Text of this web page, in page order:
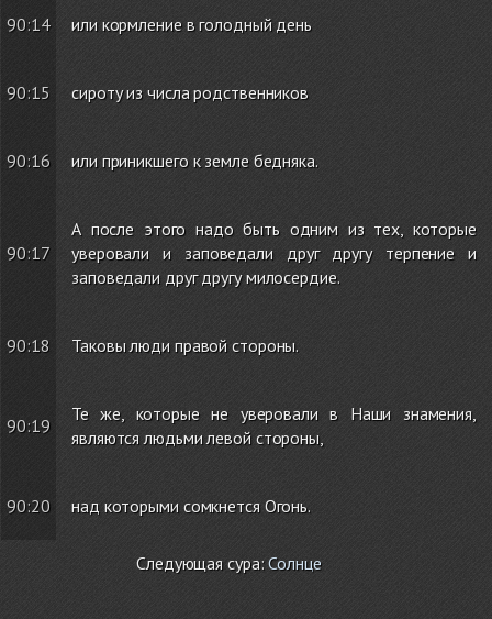
90:14 или кормление в голодный день
90:15 сироту из числа родственников
90:16 или приникшего к земле бедняка.
90:17
А после этого надо быть одним из тех, которые
уверовали и заповедали друг другу терпение и
заповедали друг другу милосердие.
90:18 Таковы люди правой стороны.
90:19
Те же, которые не уверовали в Наши знамения,
являются людьми левой стороны,
90:20 над которыми сомкнется Огонь.
Следующая сура:Солнце